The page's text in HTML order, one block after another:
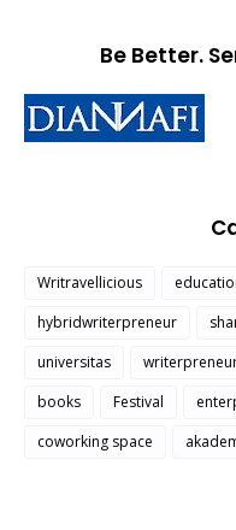
Be Better.
Writravellicious
hybridwriterpreneur
universitas
books
Festival
coworking space